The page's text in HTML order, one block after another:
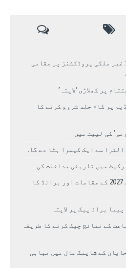
غیر ملکی پروڈکشنز پر مقامی
پر کھلاڑی ‘لاپتہ’
پر کام جلد شروع کرنے کا
کی لپیٹ میں
میں تاریخی مداخلت کی
مردوں کے کرکٹ ورلڈ کپ 2027 کے مقامات اور برانڈ کا
کے نتائج چیک کرنے کا طریقہ
کے شاپنگ مال میں تباہی